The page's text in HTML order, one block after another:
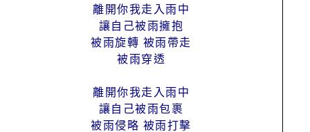
離開你我走入雨中
讓自己被雨擁抱
被雨旋轉 被雨帶走
被雨穿透
離開你我走入雨中
讓自己被雨包裹
被雨侵略 被雨打擊